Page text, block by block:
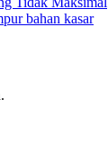
bahan kasar